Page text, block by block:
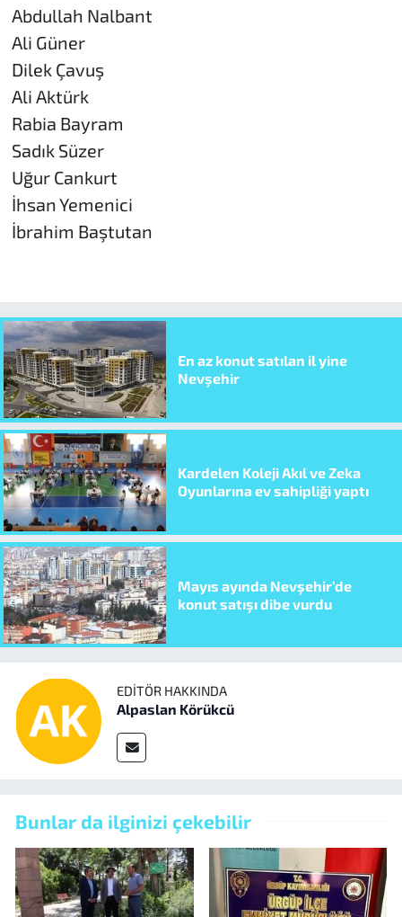
Abdullah Nalbant
Ali Güner
Dilek Çavuş
Ali Aktürk
Rabia Bayram
Sadık Süzer
Uğur Cankurt
İhsan Yemenici
İbrahim Baştutan
En az konut satılan il yine
Nevşehir
Kardelen Koleji Akıl ve Zeka
Oyunlarına ev sahipliği yaptı
Mayıs ayında Nevşehir’de
konut satışı dibe vurdu
EDITÖR HAKKINDA
Alpaslan Körükcü
Bunlar da ilginizi çekebilir